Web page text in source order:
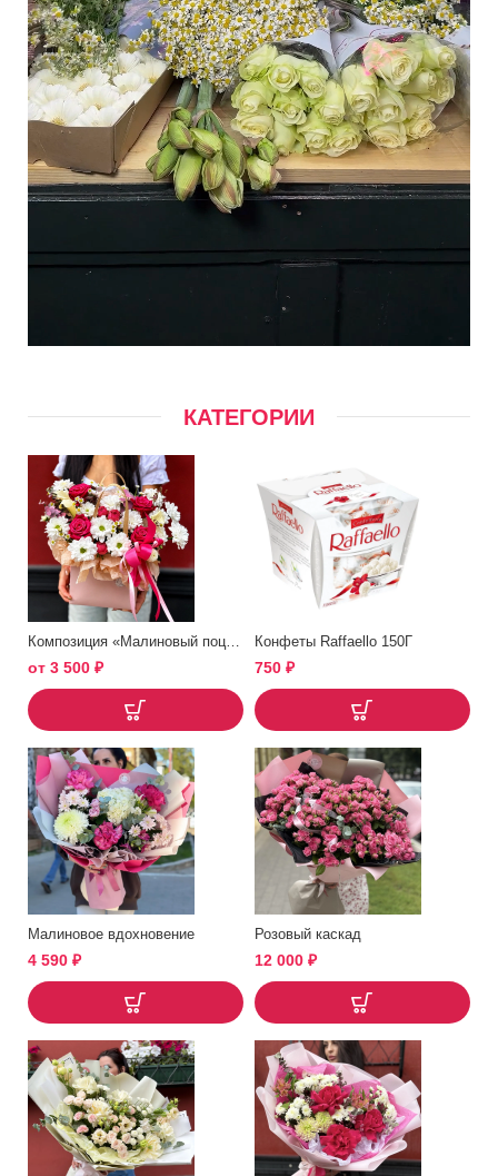
КАТЕГОРИИ
от 3 500 ₽
Конфеты Raffaello 150Г
750 ₽
Малиновое вдохновение
4 590 ₽
Розовый каскад
12 000 ₽